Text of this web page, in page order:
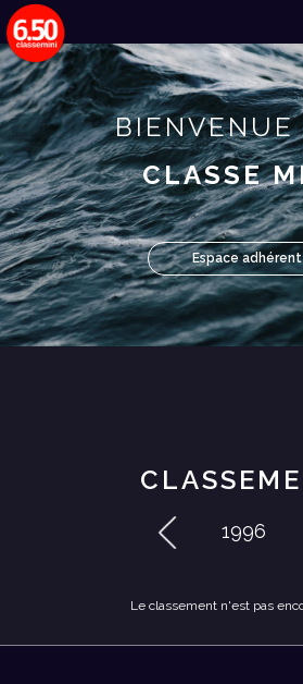
BIENVENUE
CLASSE
Espace adhérent
1996
Le classement n'est pas